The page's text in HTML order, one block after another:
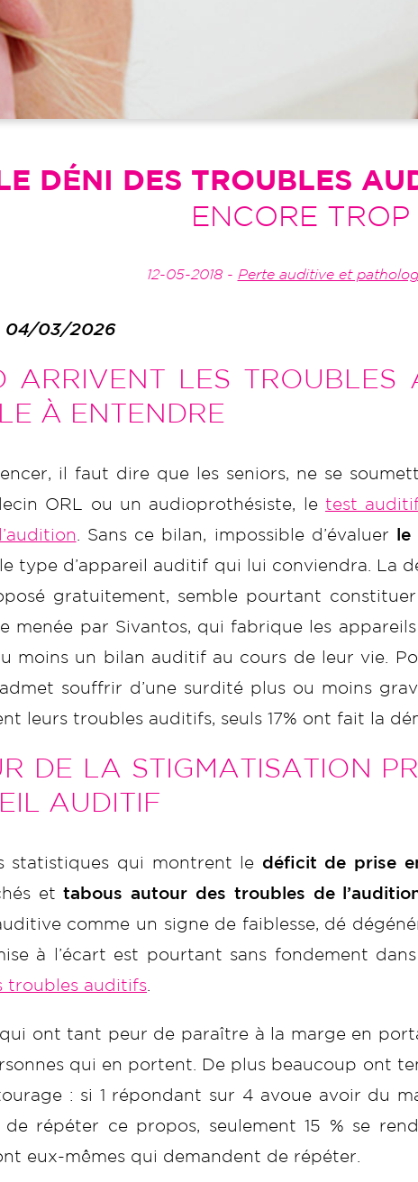
LE DÉNI DES TROUBLES
ENCORE
12-05-2018 - Perte auditive et
04/03/2026
ARRIVENT LES TROUBLES
À ENTENDRE
il faut dire que les seniors, ne se
ORL ou un audioprothésiste, le test
. Sans ce bilan, impossible d’évaluer le
type d’appareil auditif qui lui conviendra. La
gratuitement, semble pourtant
menée par Sivantos, qui fabrique les
moins un bilan auditif au cours de leur vie.
souffrir d’une surdité plus ou moins
leurs troubles auditifs, seuls 17% ont fait la
DE LA STIGMATISATION
AUDITIF
statistiques qui montrent le déficit de prise
ettabous autour des troubles de
comme un signe de faiblesse, dé
à l’écart est pourtant sans fondement
troubles auditifs
qui ont tant peur de paraître à la marge en
qui en portent. De plus beaucoup ont
: si 1 répondant sur 4 avoue avoir du
de répéter ce propos, seulement 15 % se
eux-mêmes qui demandent de répéter.